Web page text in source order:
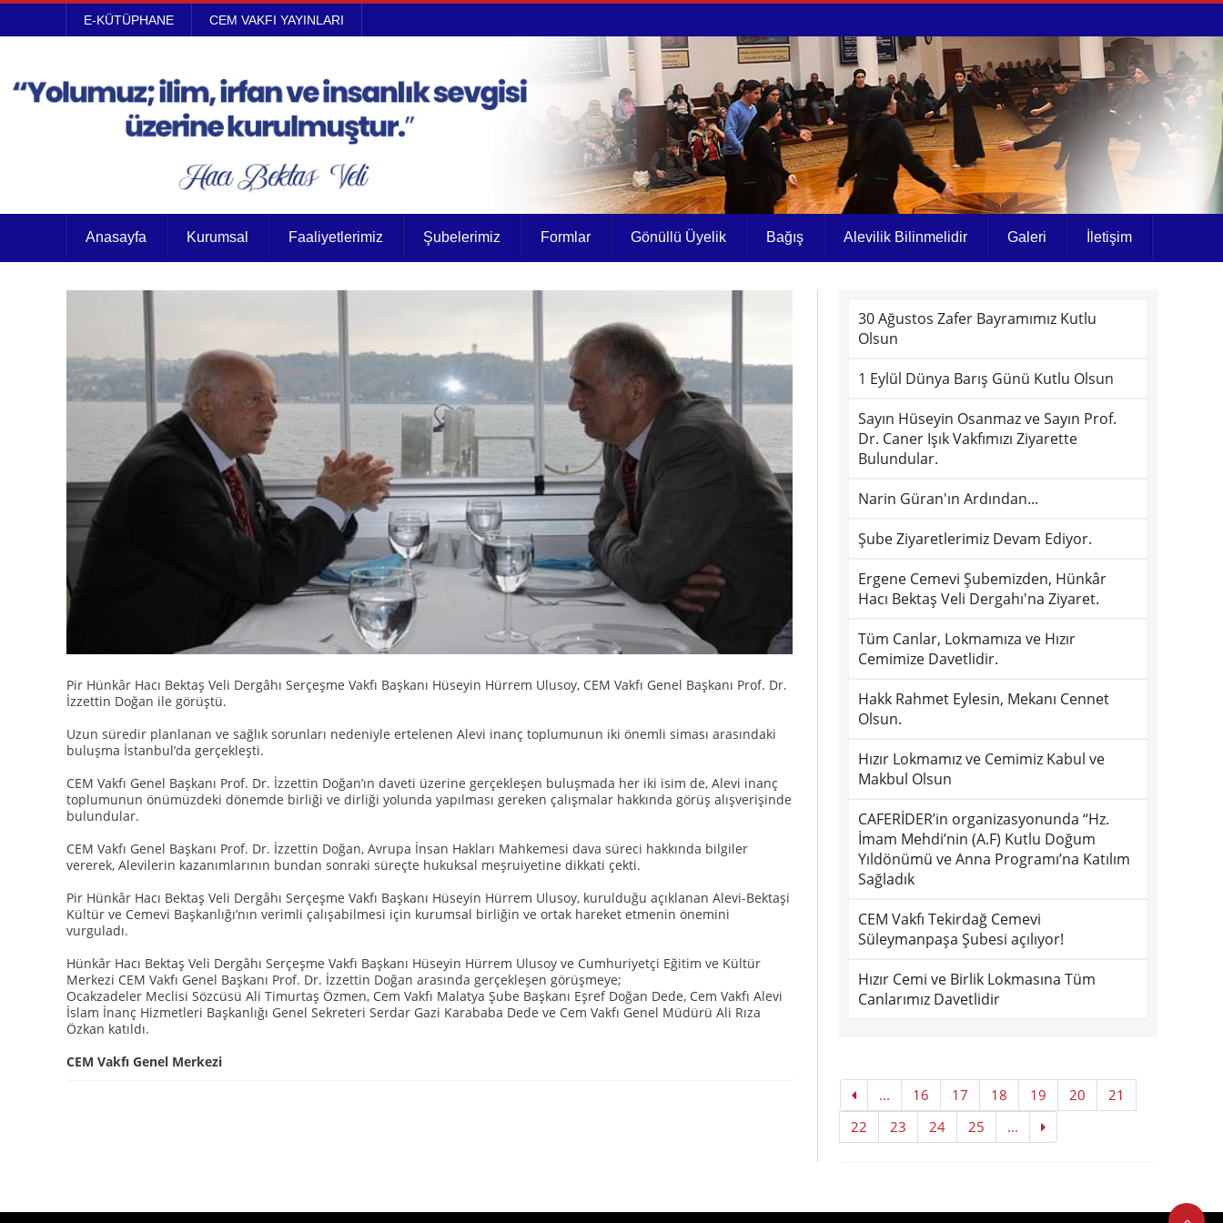
E-KÜTÜPHANE CEM VAKFI YAYINLARI
Anasayfa Kurumsal Faaliyetlerimiz Şubelerimiz Formlar Gönüllü Üyelik Bağış Alevilik Bilinmelidir Galeri İletişim
Pir Hünkâr Hacı Bektaş Veli Dergâhı Serçeşme Vakfı Başkanı Hüseyin Hürrem Ulusoy, CEM Vakfı Genel Başkanı Prof. Dr.
İzzettin Doğan ile görüştü.
Uzun süredir planlanan ve sağlık sorunları nedeniyle ertelenen Alevi inanç toplumunun iki önemli siması arasındaki
buluşma İstanbul’da gerçekleşti.
CEM Vakfı Genel Başkanı Prof. Dr. İzzettin Doğan’ın daveti üzerine gerçekleşen buluşmada her iki isim de, Alevi inanç
toplumunun önümüzdeki dönemde birliği ve dirliği yolunda yapılması gereken çalışmalar hakkında görüş alışverişinde
bulundular.
CEM Vakfı Genel Başkanı Prof. Dr. İzzettin Doğan, Avrupa İnsan Hakları Mahkemesi dava süreci hakkında bilgiler
vererek, Alevilerin kazanımlarının bundan sonraki süreçte hukuksal meşruiyetine dikkati çekti.
Pir Hünkâr Hacı Bektaş Veli Dergâhı Serçeşme Vakfı Başkanı Hüseyin Hürrem Ulusoy, kurulduğu açıklanan Alevi-Bektaşi
Kültür ve Cemevi Başkanlığı’nın verimli çalışabilmesi için kurumsal birliğin ve ortak hareket etmenin önemini
vurguladı.
Hünkâr Hacı Bektaş Veli Dergâhı Serçeşme Vakfı Başkanı Hüseyin Hürrem Ulusoy ve Cumhuriyetçi Eğitim ve Kültür
Merkezi CEM Vakfı Genel Başkanı Prof. Dr. İzzettin Doğan arasında gerçekleşen görüşmeye;
Ocakzadeler Meclisi Sözcüsü Ali Timurtaş Özmen, Cem Vakfı Malatya Şube Başkanı Eşref Doğan Dede, Cem Vakfı Alevi
İslam İnanç Hizmetleri Başkanlığı Genel Sekreteri Serdar Gazi Karababa Dede ve Cem Vakfı Genel Müdürü Ali Rıza
Özkan katıldı.
CEM Vakfı Genel Merkezi
30 Ağustos Zafer Bayramımız Kutlu
Olsun
1 Eylül Dünya Barış Günü Kutlu Olsun
Sayın Hüseyin Osanmaz ve Sayın Prof.
Dr. Caner Işık Vakfımızı Ziyarette
Bulundular.
Narin Güran'ın Ardından...
Şube Ziyaretlerimiz Devam Ediyor.
Ergene Cemevi Şubemizden, Hünkâr
Hacı Bektaş Veli Dergahı'na Ziyaret.
Tüm Canlar, Lokmamıza ve Hızır
Cemimize Davetlidir.
Hakk Rahmet Eylesin, Mekanı Cennet
Olsun.
Hızır Lokmamız ve Cemimiz Kabul ve
Makbul Olsun
CAFERİDER’in organizasyonunda “Hz.
İmam Mehdi’nin (A.F) Kutlu Doğum
Yıldönümü ve Anna Programı’na Katılım
Sağladık
CEM Vakfı Tekirdağ Cemevi
Süleymanpaşa Şubesi açılıyor!
Hızır Cemi ve Birlik Lokmasına Tüm
Canlarımız Davetlidir
... 16 17 18 19 20
21
22
23 24 25 ...